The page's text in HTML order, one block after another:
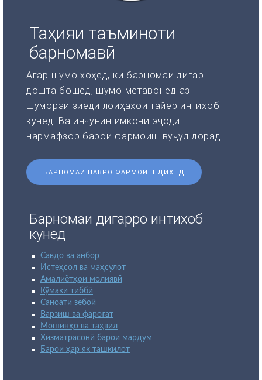
Таҳияи таъминоти
барномавӣ
Агар шумо хоҳед, ки барномаи дигар
дошта бошед, шумо метавонед аз
шумораи зиёди лоиҳаҳои тайёр интихоб
кунед. Ва инчунин имкони эҷоди
нармафзор барои фармоиш вуҷуд дорад.
БАРНОМАИ НАВРО ФАРМОИШ ДИҲЕД
Барномаи дигарро интихоб
кунед
Савдо ва анбор
Истеҳсол ва маҳсулот
Амалиётҳои молиявӣ
Кӯмаки тиббӣ
Саноати зебоӣ
Варзиш ва фароғат
Мошинҳо ва таҳвил
Хизматрасонӣ барои мардум
Барои ҳар як ташкилот